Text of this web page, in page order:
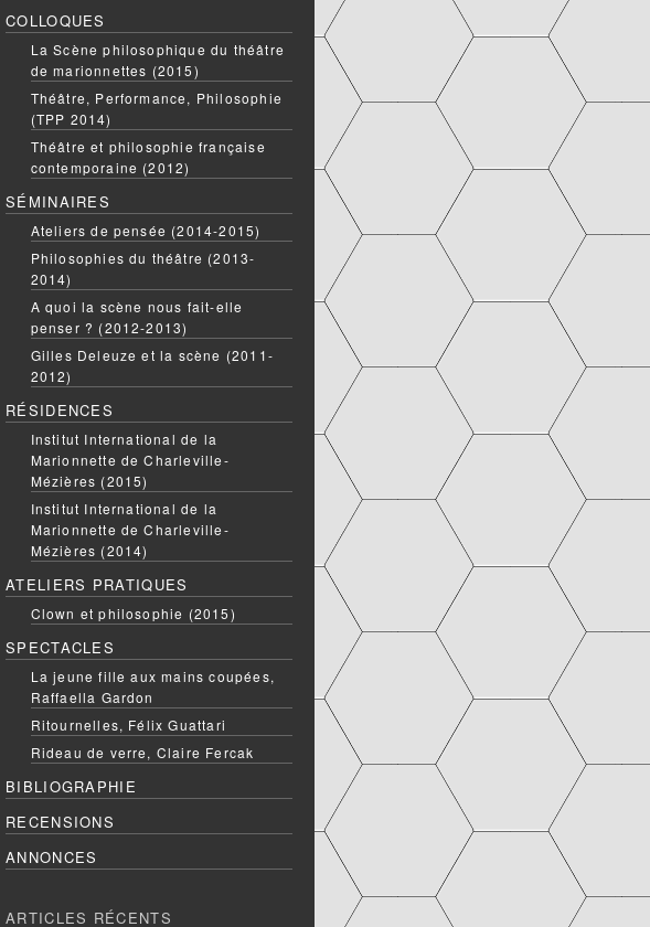
COLLOQUES
La Scène philosophique du théâtre
de marionnettes (2015)
Théâtre, Performance, Philosophie
(TPP 2014)
Théâtre et philosophie française
contemporaine (2012)
SÉMINAIRES
Ateliers de pensée (2014-2015)
Philosophies du théâtre (2013-
2014)
A quoi la scène nous fait-elle
penser ? (2012-2013)
Gilles Deleuze et la scène (2011-
2012)
RÉSIDENCES
Institut International de la
Marionnette de Charleville-
Mézières (2015)
Institut International de la
Marionnette de Charleville-
Mézières (2014)
ATELIERS PRATIQUES
Clown et philosophie (2015)
SPECTACLES
La jeune fille aux mains coupées,
Raffaella Gardon
Ritournelles, Félix Guattari
Rideau de verre, Claire Fercak
BIBLIOGRAPHIE
RECENSIONS
ANNONCES
ARTICLES RÉCENTS